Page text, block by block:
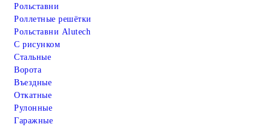
Рольставни
Роллетные решётки
Рольставни Alutech
С рисунком
Стальные
Ворота
Въездные
Откатные
Рулонные
Гаражные